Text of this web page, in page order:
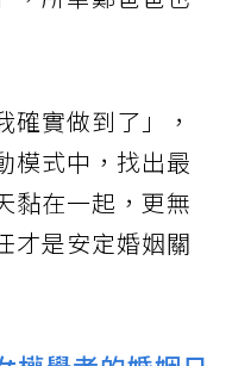
確實做到了」，
模式中，找出最
黏在一起，更無
才是安定婚姻關